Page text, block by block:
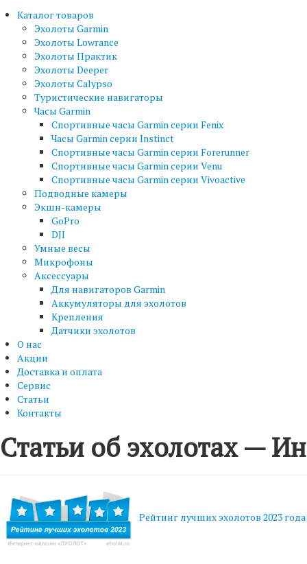
Каталог товаров
Эхолоты Garmin
Эхолоты Lowrance
Эхолоты Практик
Эхолоты Deeper
Эхолоты Calypso
Туристические навигаторы
Часы Garmin
Спортивные часы Garmin серии Fenix
Часы Garmin серии Instinct
Спортивные часы Garmin серии Forerunner
Спортивные часы Garmin серии Venu
Спортивные часы Garmin серии Vivoactive
Подводные камеры
Экшн-камеры
GoPro
DJI
Умные весы
Микрофоны
Аксессуары
Для навигаторов Garmin
Аккумуляторы для эхолотов
Крепления
Датчики эхолотов
О нас
Акции
Доставка и оплата
Сервис
Статьи
Контакты
Статьи об эхолотах —
Рейтинг лучших эхолотов 2023 года